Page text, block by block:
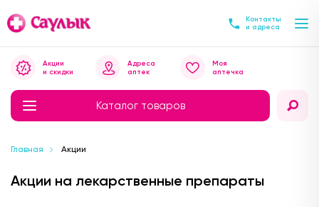
Контакты
и адреса
Каталог товаров
Акции
и скидки
Адреса
аптек
Моя
аптечка
Главная Акции
Акции на лекарственные препараты